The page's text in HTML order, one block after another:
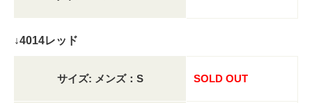
↓4014レッド
サイズ: メンズ：S SOLD OUT